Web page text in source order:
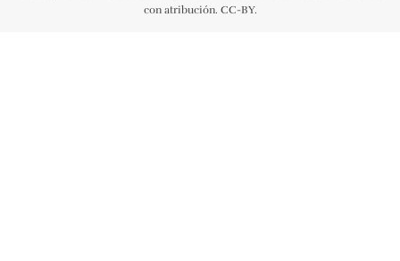
con atribución. CC-BY.